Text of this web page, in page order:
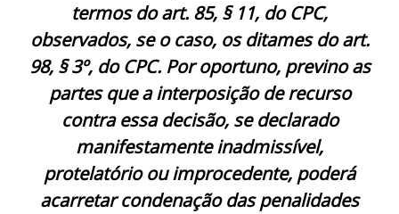
termos do art. 85, § 11, do CPC,
observados, se o caso, os ditames do art.
98, § 3º, do CPC. Por oportuno, previno as
partes que a interposição de recurso
contra essa decisão, se declarado
manifestamente inadmissível,
protelatório ou improcedente, poderá
acarretar condenação das penalidades